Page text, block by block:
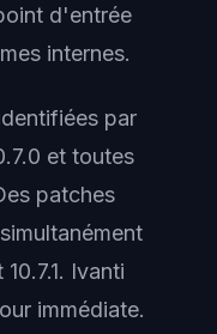
d'entrée
internes.
par
et toutes
patches
Ivanti
immédiate.